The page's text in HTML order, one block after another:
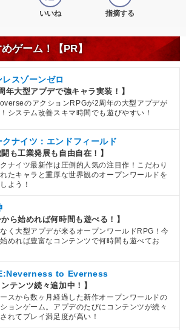
いいね 指摘する
ゲーム！【PR】
レスゾーンゼロ
年大型アプデで強キャラ実装！】
のアクションRPGが2周年の大型アプデが
システム改善スキマ時間でも遊びやすい！
クナイツ：エンドフィールド
闘も工業発展も自由自在！】
ナイツ最新作は圧倒的人気の注目作！こだわり
たキャラと重厚な世界観のオープンワールドを
よう！
から始めれば何時間も遊べる！】
く大型アプデが来るオープンワールドRPG！今
めれば豊富なコンテンツで何時間も遊べてお
to Everness
ンテンツ続々追加中！】
スから数ヶ月経過した新作オープンワールドの
ョンゲーム。アプデのたびにコンテンツが続々
れてプレイ満足度が高い！